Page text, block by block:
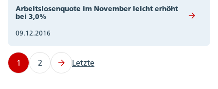
Arbeitslosenquote im November leicht erhöht
bei 3,0%
09.12.2016
1 2 Letzte